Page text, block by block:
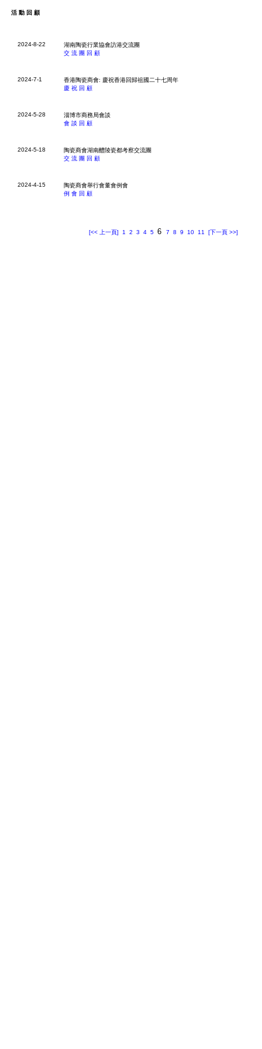
活動回顧
2024-8-22
湖南陶瓷行業協會訪港交流團
交流團回顧
2024-7-1
香港陶瓷商會: 慶祝香港回歸祖國二十七周年
慶祝回顧
2024-5-28
淄博市商務局會談
會談回顧
2024-5-18
陶瓷商會湖南醴陵瓷都考察交流團
交流團回顧
2024-4-15
陶瓷商會舉行會董會例會
例會回顧
[<< 上一頁] 1 2 3 4 5 6 7 8 9 10 11 [下一頁 >>]